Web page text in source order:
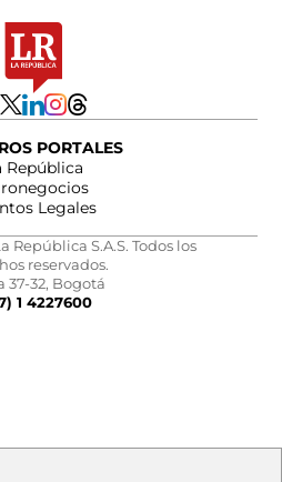
PORTALES
República
Legales
República S.A.S. Todos los
reservados.
37-32, Bogotá
1 4227600